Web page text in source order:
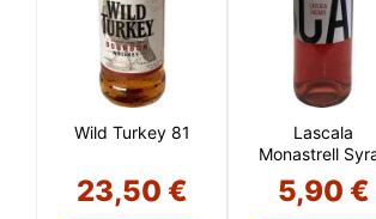
Wild Turkey 81
23,50 €
Lascala
Monastrell
2018
5,90 €